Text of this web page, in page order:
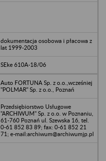
dokumentacja osobowa i płacowa z
lat 1999-2003
SEke 610A-18/06
Auto FORTUNA Sp. z o.o.,wcześniej
"POLMAR" Sp. z o.o., Poznań
Przedsiębiorstwo Usługowe
"ARCHIWUM" Sp. z o.o. w Poznaniu,
61-760 Poznań ul. Szewska 16, tel.
0-61 852 83 89; fax: 0-61 852 21
71; e-mail:archiwum@archiwumjp.pl